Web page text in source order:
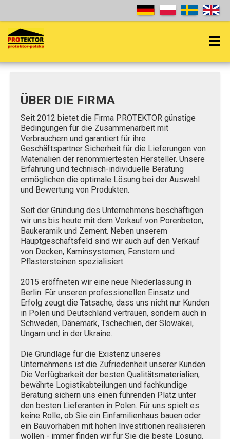
ÜBER DIE FIRMA
Seit 2012 bietet die Firma PROTEKTOR günstige
Bedingungen für die Zusammenarbeit mit
Verbrauchern und garantiert für ihre
Geschäftspartner Sicherheit für die Lieferungen von
Materialien der renommiertesten Hersteller. Unsere
Erfahrung und technisch-individuelle Beratung
ermöglichen die optimale Lösung bei der Auswahl
und Bewertung von Produkten.
Seit der Gründung des Unternehmens beschäftigen
wir uns bis heute mit dem Verkauf von Porenbeton,
Baukeramik und Zement. Neben unserem
Hauptgeschäftsfeld sind wir auch auf den Verkauf
von Decken, Kaminsystemen, Fenstern und
Pflastersteinen spezialisiert.
2015 eröffneten wir eine neue Niederlassung in
Berlin. Für unseren professionellen Einsatz und
Erfolg zeugt die Tatsache, dass uns nicht nur Kunden
in Polen und Deutschland vertrauen, sondern auch in
Schweden, Dänemark, Tschechien, der Slowakei,
Ungarn und in der Ukraine.
Die Grundlage für die Existenz unseres
Unternehmens ist die Zufriedenheit unserer Kunden.
Die Verfügbarkeit der besten Qualitätsmaterialien,
bewährte Logistikabteilungen und fachkundige
Beratung sichern uns einen führenden Platz unter
den besten Lieferanten in Polen. Für uns spielt es
keine Rolle, ob Sie ein Einfamilienhaus bauen oder
ein Bauvorhaben mit hohen Investitionen realisieren
wollen - immer finden wir für Sie die beste Lösung.